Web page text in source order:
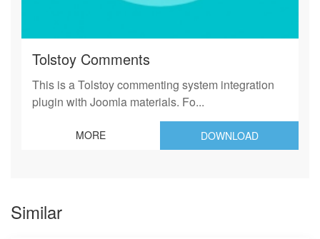
Tolstoy Comments
This is a Tolstoy commenting system integration
plugin with Joomla materials. Fo...
MORE DOWNLOAD
Similar